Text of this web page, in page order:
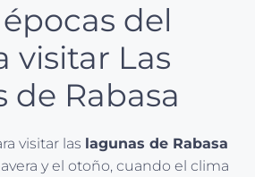
del
visitar Las
de Rabasa
visitar las lagunas de Rabasa
y el otoño, cuando el clima